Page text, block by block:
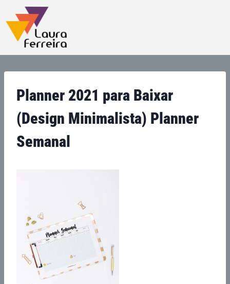
Planner 2021 para Baixar
(Design Minimalista) Planner
Semanal